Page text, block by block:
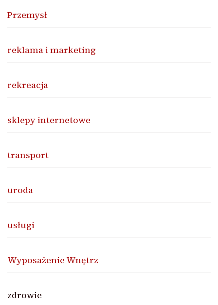
Przemysł
reklama i marketing
rekreacja
sklepy internetowe
transport
uroda
usługi
Wyposażenie Wnętrz
zdrowie